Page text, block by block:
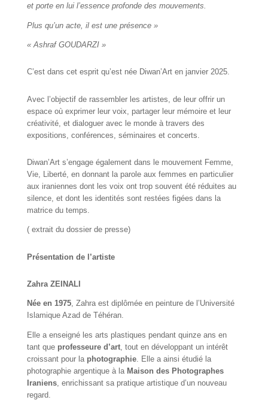
et porte en lui l’essence profonde des mouvements.
Plus qu’un acte, il est une présence »
« Ashraf GOUDARZI »
C’est dans cet esprit qu’est née Diwan’Art en janvier 2025.
Avec l’objectif de rassembler les artistes, de leur offrir un
espace où exprimer leur voix, partager leur mémoire et leur
créativité, et dialoguer avec le monde à travers des
expositions, conférences, séminaires et concerts.
Diwan’Art s’engage également dans le mouvement Femme,
Vie, Liberté, en donnant la parole aux femmes en particulier
aux iraniennes dont les voix ont trop souvent été réduites au
silence, et dont les identités sont restées figées dans la
matrice du temps.
( extrait du dossier de presse)
Présentation de l’artiste
Zahra ZEINALI
Née en 1975, Zahra est diplômée en peinture de l’Université
Islamique Azad de Téhéran.
Elle a enseigné les arts plastiques pendant quinze ans en
tant que professeure d’art, tout en développant un intérêt
croissant pour la photographie. Elle a ainsi étudié la
photographie argentique à la Maison des Photographes
Iraniens, enrichissant sa pratique artistique d’un nouveau
regard.